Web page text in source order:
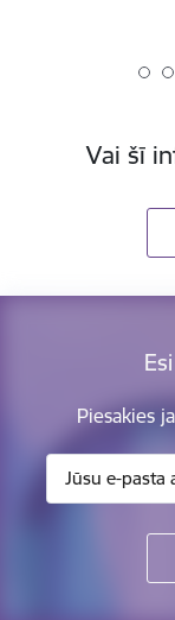
Vai šī
Piesakies